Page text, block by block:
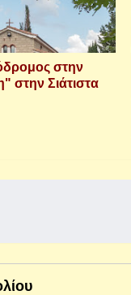
στην
στην Σιάτιστα